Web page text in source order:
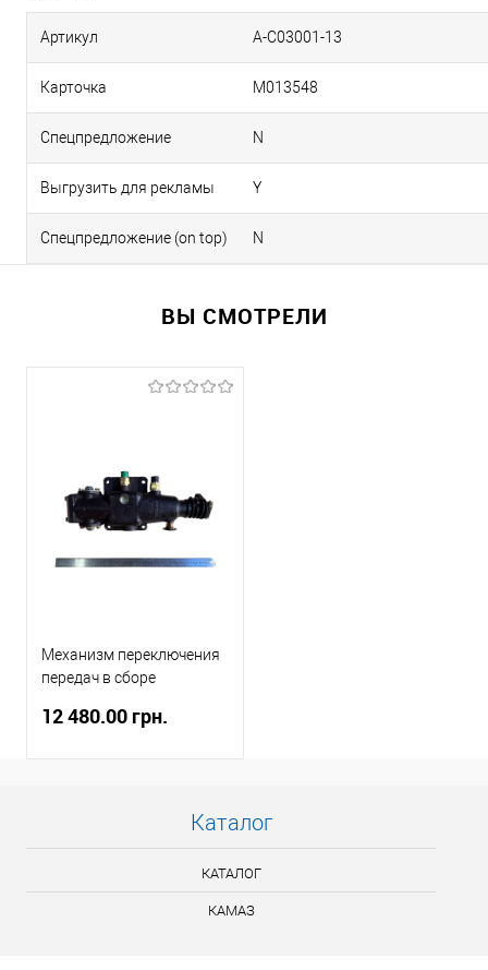
Артикул А-С03001-13
Карточка М013548
Спецпредложение N
Выгрузить для рекламы Y
Спецпредложение (on top) N
ВЫ СМОТРЕЛИ
Механизм переключения
передач в сборе
12 480.00 грн.
Каталог
КАТАЛОГ
КАМАЗ